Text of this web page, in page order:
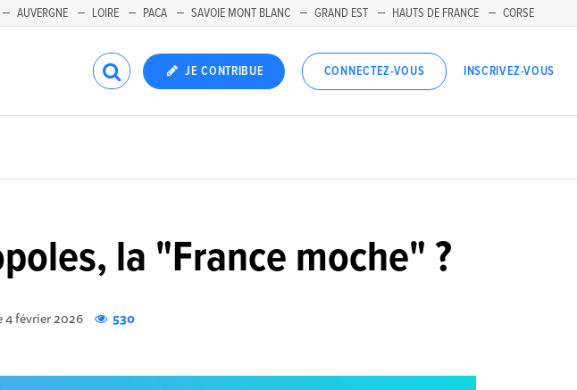
AUVERGNE LOIRE PACA SAVOIE MONT BLANC GRAND EST HAUTS DE FRANCE CORSE
JE CONTRIBUE CONNECTEZ-VOUS INSCRIVEZ-VOUS
la "France moche" ?
4 février 2026 530